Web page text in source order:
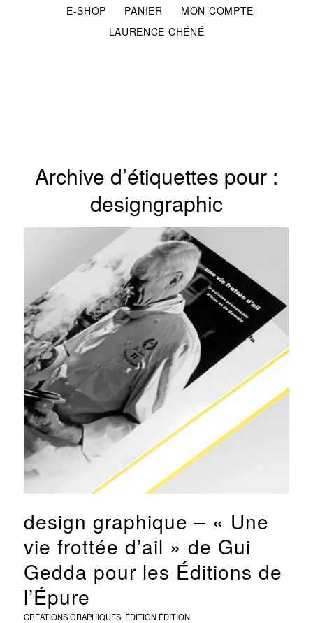
E-SHOP PANIER
MON COMPTE
LAURENCE CHÉNÉ
Archive d’étiquettes pour :
designgraphic
design graphique – « Une
vie frottée d’ail » de Gui
Gedda pour les Éditions de
l’Épure
CRÉATIONS GRAPHIQUES, ÉDITION ÉDITION